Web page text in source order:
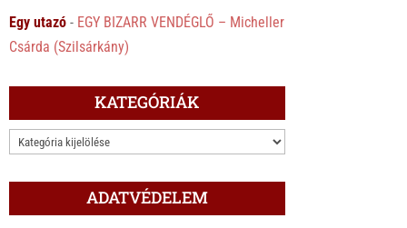
Egy utazó - EGY BIZARR VENDÉGLŐ – Micheller
Csárda (Szilsárkány)
KATEGÓRIÁK
KATEGÓRIÁK
ADATVÉDELEM